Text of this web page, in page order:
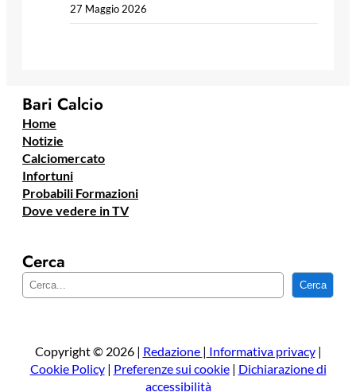
27 Maggio 2026
Bari Calcio
Home
Notizie
Calciomercato
Infortuni
Probabili Formazioni
Dove vedere in TV
Cerca
e
a
Cerca
Copyright © 2026 | Redazione | Informativa privacy|
Cookie Policy| Preferenze sui cookie| Dichiarazione di
accessibilità